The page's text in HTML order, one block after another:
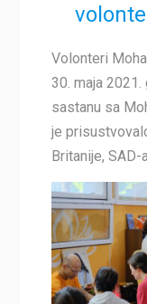
Volonteri
30. maja
sastanu sa
je
Britanije, SAD-